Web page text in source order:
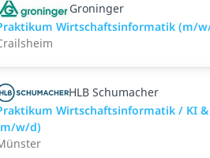
Groninger
Wirtschaftsinformatik (m/
HLB Schumacher
Wirtschaftsinformatik / KI
w/d)